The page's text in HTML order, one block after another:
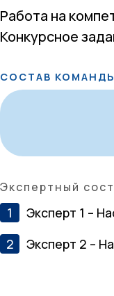
Работа на
Конкурсное
СОСТАВ
Экспертный
Эксперт 1 –
Эксперт 2 –